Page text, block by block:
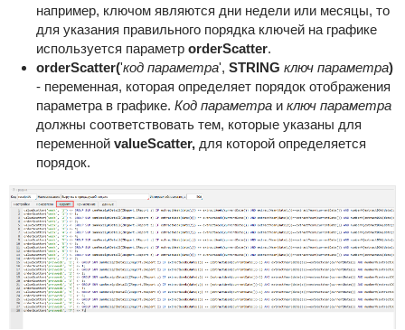
например, ключом являются дни недели или месяцы, то
для указания правильного порядка ключей на графике
используется параметр orderScatter.
orderScatter('код параметра', STRING ключ параметрa)
- переменная, которая определяет порядок отображения
параметра в графике. Код параметра и ключ параметрa
должны соответствовать тем, которые указаны для
переменной valueScatter, для которой определяется
порядок.